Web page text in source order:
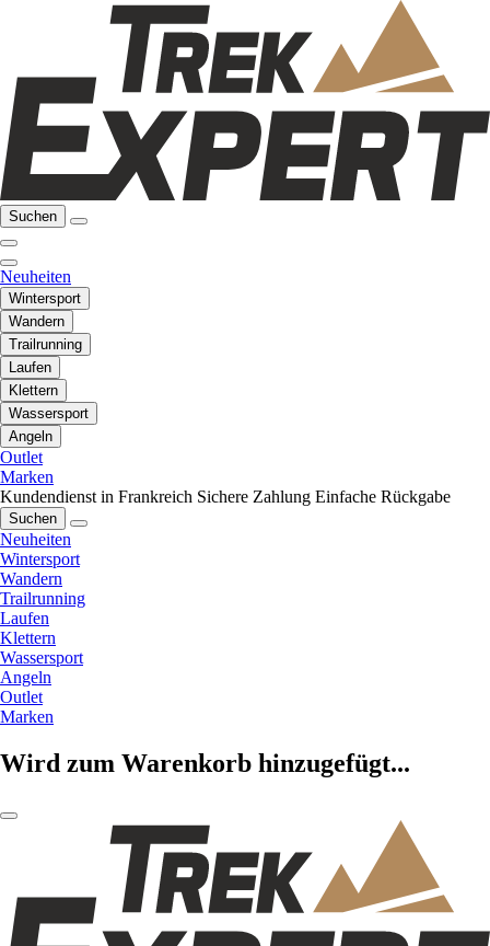
Suchen
Neuheiten
Wintersport
Wandern
Trailrunning
Laufen
Klettern
Wassersport
Angeln
Outlet
Marken
Kundendienst in Frankreich Sichere Zahlung Einfache Rückgabe
Suchen
Neuheiten
Wintersport
Wandern
Trailrunning
Laufen
Klettern
Wassersport
Angeln
Outlet
Marken
Wird zum Warenkorb hinzugefügt...